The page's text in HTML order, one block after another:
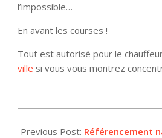
l’impossible…
En avant les courses !
Tout est autorisé pour le
ville si vous vous montrez
08-
Previous Post: Référencement